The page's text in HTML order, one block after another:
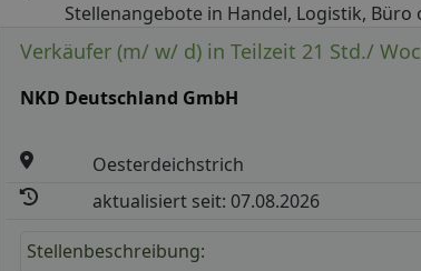
Stellenangebote in Handel, Logistik,
Verkäufer (m/ w/ d) in Teilzeit 21 Std./
NKD Deutschland GmbH
Oesterdeichstrich
aktualisiert seit: 07.08.2026
Stellenbeschreibung: